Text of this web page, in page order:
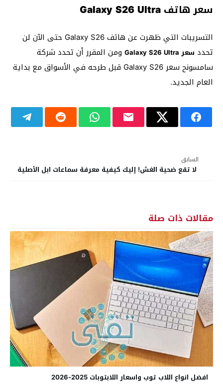
سعر هاتف Galaxy S26 Ultra
التسريبات التي ظهرت عن هاتف Galaxy S26 حتى الآن لن
تحدد سعر Galaxy S26 Ultra
ومن المقرر أن تحدد شركة
سامسونح سعر Galaxy S26 قبل طرحه في الأسواق مع بداية
العام الجديد.
السابق
لا تقع ضحية الغش! إليك كيفية معرفة سماعات ابل الأصلية
مقالات ذات صلة
افضل انواع اللاب توب واسعار اللابتوبات 2025-2026